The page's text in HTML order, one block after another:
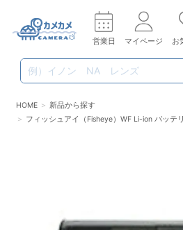
営業日 マイページ お
HOME
新品から探す
フィッシュアイ（Fisheye）WF Li-ion バッテ